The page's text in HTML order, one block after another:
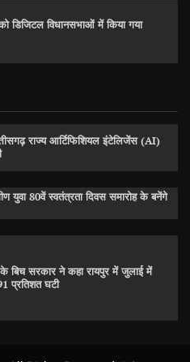
डिजिटल विधानसभाओं में किया गया
राज्य आर्टिफिशियल इंटेलिजेंस (AI)
युवा 80वें स्वतंत्रता दिवस समारोह के बनेंगे
के बिच सरकार ने कहा रायपुर में जुलाई में
प्रतिशत घटी